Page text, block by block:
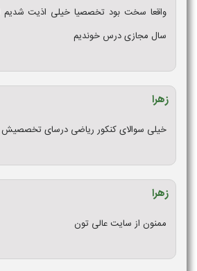
واقعا سخت بود تخصصیا خیلی اذیت شدیم
سال مجازی درس خوندیم
زهرا
خیلی سوالای کنکور ریاضی درسای
زهرا
ممنون از سایت عالی تون